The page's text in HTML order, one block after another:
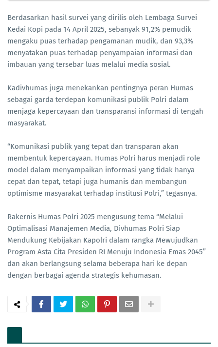
Berdasarkan hasil survei yang dirilis oleh Lembaga Survei
Kedai Kopi pada 14 April 2025, sebanyak 91,2% pemudik
mengaku puas terhadap pengamanan mudik, dan 93,3%
menyatakan puas terhadap penyampaian informasi dan
imbauan yang tersebar luas melalui media sosial.
Kadivhumas juga menekankan pentingnya peran Humas
sebagai garda terdepan komunikasi publik Polri dalam
menjaga kepercayaan dan transparansi informasi di tengah
masyarakat.
“Komunikasi publik yang tepat dan transparan akan
membentuk kepercayaan. Humas Polri harus menjadi role
model dalam menyampaikan informasi yang tidak hanya
cepat dan tepat, tetapi juga humanis dan membangun
optimisme masyarakat terhadap institusi Polri,” tegasnya.
Rakernis Humas Polri 2025 mengusung tema “Melalui
Optimalisasi Manajemen Media, Divhumas Polri Siap
Mendukung Kebijakan Kapolri dalam rangka Mewujudkan
Program Asta Cita Presiden RI Menuju Indonesia Emas 2045”
dan akan berlangsung selama beberapa hari ke depan
dengan berbagai agenda strategis kehumasan.